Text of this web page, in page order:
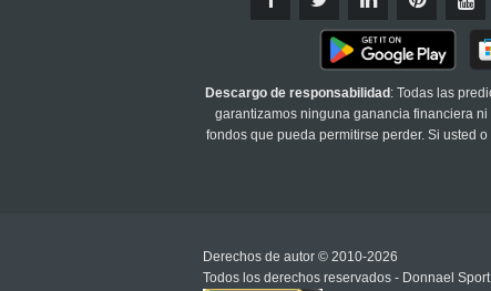
Descargo de responsabilidad : Todas las
garantizamos ninguna ganancia financiera
fondos que pueda permitirse perder. Si usted
Derechos de autor © 2010-2026
Todos los derechos reservados - Donnael